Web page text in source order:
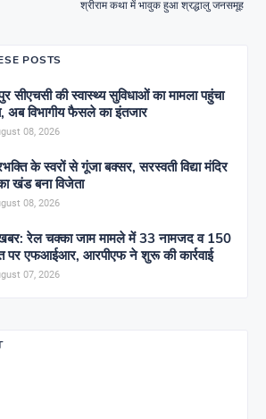
श्रीराम कथा में भावुक हुआ श्रद्धालु जनसमूह
POSTS
सीएचसी की स्वास्थ्य सुविधाओं का मामला पहुंचा
अब विभागीय फैसले का इंतजार
08, 2026
के स्वरों से गूंजा बक्सर, सरस्वती विद्या मंदिर
खंड बना विजेता
08, 2026
रेल चक्का जाम मामले में 33 नामजद व 150
पर एफआईआर, आरपीएफ ने शुरू की कार्रवाई
07, 2026